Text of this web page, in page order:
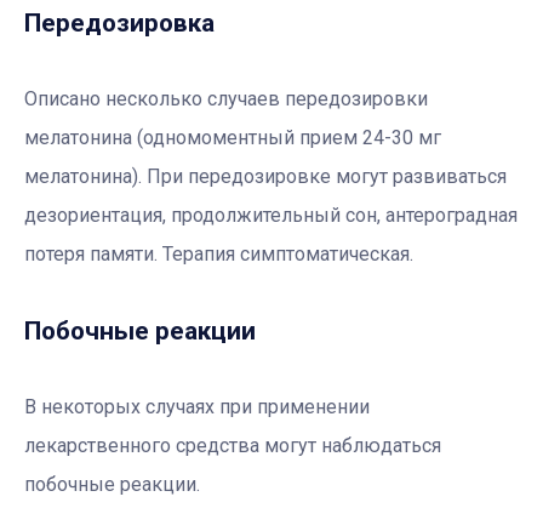
Передозировка
Описано несколько случаев передозировки
мелатонина (одномоментный прием 24-30 мг
мелатонина). При передозировке могут развиваться
дезориентация, продолжительный сон, антероградная
потеря памяти. Терапия симптоматическая.
Побочные реакции
В некоторых случаях при применении
лекарственного средства могут наблюдаться
побочные реакции.